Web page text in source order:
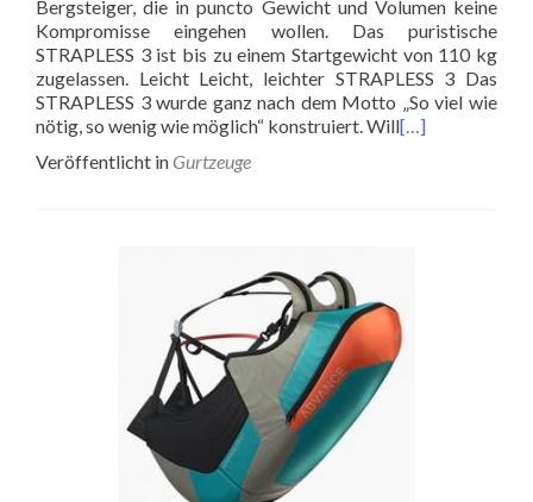
Bergsteiger, die in puncto Gewicht und Volumen keine
Kompromisse eingehen wollen. Das puristische
STRAPLESS 3 ist bis zu einem Startgewicht von 110 kg
zugelassen. Leicht Leicht, leichter STRAPLESS 3 Das
STRAPLESS 3 wurde ganz nach dem Motto „So viel wie
nötig, so wenig wie möglich“ konstruiert. Will[…]
Veröffentlicht in Gurtzeuge